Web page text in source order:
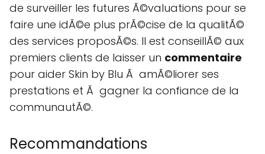
de surveiller les futures Ã©valuations pour se
faire une idÃ©e plus prÃ©cise de la qualitÃ©
des services proposÃ©s. Il est conseillÃ© aux
premiers clients de laisser un commentaire
pour aider Skin by Blu Ã amÃ©liorer ses
prestations et Ã gagner la confiance de la
communautÃ©.
Recommandations